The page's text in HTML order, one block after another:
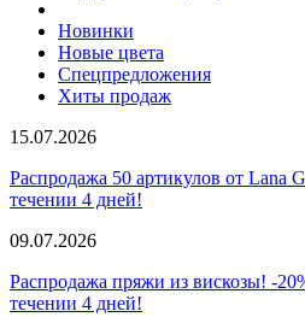
Новинки
Новые цвета
Спецпредложения
Хиты продаж
15.07.2026
Распродажа 50 артикулов от Lana
течении 4 дней!
09.07.2026
Распродажа пряжи из вискозы! -
течении 4 дней!